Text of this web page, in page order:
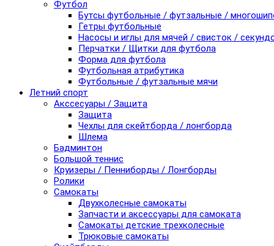
Футбол
Бутсы футбольные / футзальные /
Гетры футбольные
Насосы и иглы для мячей / свисток /
Перчатки / Щитки для футбола
Форма для футбола
Футбольная атрибутика
Футбольные / футзальные мячи
Летний спорт
Акссесуары / Защита
Защита
Чехлы для скейтборда / лонгборда
Шлема
Бадминтон
Большой теннис
Круизеры / Пенниборды / Лонгборды
Ролики
Самокаты
Двухколесные самокаты
Запчасти и аксессуары для самоката
Самокаты детские трехколесные
Трюковые самокаты